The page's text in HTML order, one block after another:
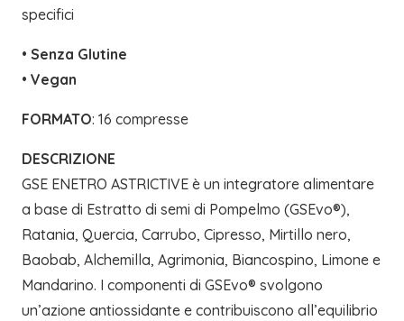
specifici
• Senza Glutine
• Vegan
FORMATO: 16 compresse
DESCRIZIONE
GSE ENETRO ASTRICTIVE è un integratore alimentare
a base di Estratto di semi di Pompelmo (GSEvo®),
Ratania, Quercia, Carrubo, Cipresso, Mirtillo nero,
Baobab, Alchemilla, Agrimonia, Biancospino, Limone e
Mandarino. I componenti di GSEvo® svolgono
un’azione antiossidante e contribuiscono all’equilibrio